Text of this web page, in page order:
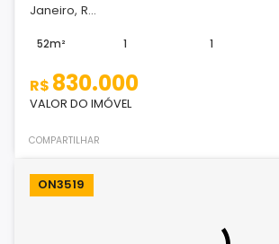
Janeiro, R...
52m² 1 1
R$ 830.000
VALOR DO IMÓVEL
COMPARTILHAR
ON3519